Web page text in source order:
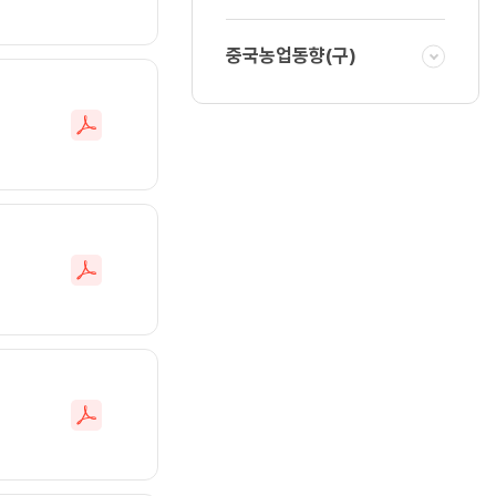
중국농업동향(구)
다
드
파
다
드
파
다
드
파
다